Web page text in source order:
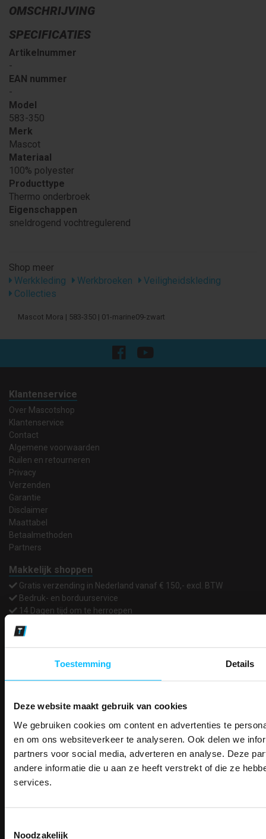
Toestemming Details
Deze website maakt gebruik van cookies
We gebruiken cookies om content en advertenties te
en om ons websiteverkeer te analyseren. Ook delen we
partners voor social media, adverteren en analyse. Deze
andere informatie die u aan ze heeft verstrekt of die ze
services.
Noodzakelijk
OMSCHRIJVING
SPECIFICATIES
Artikelnummer
-
EAN nummer
-
Model
583-350
Merk
Mascot
Materiaal
100% polyester
Producttype
Thermo onderbroek
Eigenschappen
sneldrogend vochtregulerend
Shop meer
Werkkleding
Werkbroeken
Veiligheidskleding
Collecties
Mascot Mora | 583-350 | 01-marine09-zwart
Klantenservice
Over Mascotshop
Klantenservice
Contact
Algemene voorwaarden
Ruilen en retourneren
Privacy
Verzenden
Garantie
Disclaimer
Maattabel
Betaalmethoden
Partners
Makkelijk shoppen
Gratis verzending in Nederland vanaf € 150,- excl. BTW
Bedruk- en borduurservice
14 Dagen tijd om te herroepen
Betaalwijze
Email
Contact
TEACO VOF
Kalmarweg 14-2
9723 JG Groningen
ONTVANG
KORTING OP
PAK